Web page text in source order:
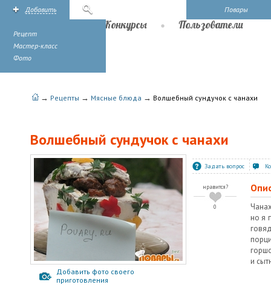
Повары
Добавить
Рецепт
Мастер-класс
Фото
Конкурсы Пользователи
→ Рецепты → Мясные блюда → Волшебный сундучок с чанахи
Волшебный сундучок с чанахи
Добавить фото своего
приготовления
Задать вопрос
нравится?
0
но я
и